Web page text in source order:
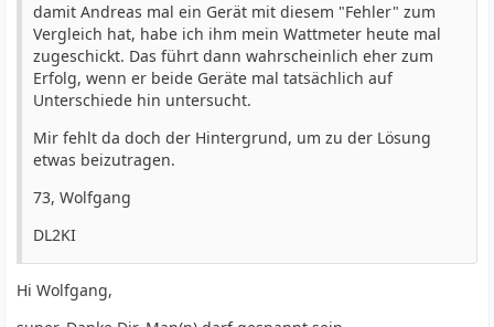
damit Andreas mal ein Gerät mit diesem "Fehler" zum
Vergleich hat, habe ich ihm mein Wattmeter heute mal
zugeschickt. Das führt dann wahrscheinlich eher zum
Erfolg, wenn er beide Geräte mal tatsächlich auf
Unterschiede hin untersucht.
Mir fehlt da doch der Hintergrund, um zu der Lösung
etwas beizutragen.
73, Wolfgang
DL2KI
Hi Wolfgang,